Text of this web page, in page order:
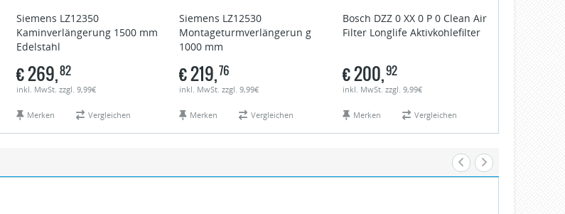
Siemens LZ12350
Kaminverlängerung 1500 mm
Edelstahl
€269,82
inkl. MwSt. zzgl. 9,99€
Merken Vergleichen
Siemens LZ12530
Montageturmverlängerun g
1000 mm
€219,76
inkl. MwSt. zzgl. 9,99€
Merken Vergleichen
Bosch DZZ 0 XX 0 P 0 Clean Air
Filter Longlife Aktivkohlefilter
€200,92
inkl. MwSt. zzgl. 9,99€
Merken Vergleichen